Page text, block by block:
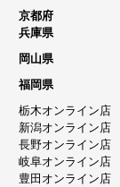
京都府
兵庫県
岡山県
福岡県
栃木オンライン店
新潟オンライン店
長野オンライン店
岐阜オンライン店
豊田オンライン店